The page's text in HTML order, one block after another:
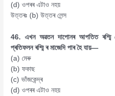
(d) ওপৰৰ এটাও নহয়
উত্তৰঃ (b) উত্তৰ লেন্স
46. এখন অৱতন দাপোনৰ আপতিত ৰশ্মি
প্ৰতিফলন ৰশ্মি ৰ মাজেদি পাৰ হৈ যায়—
(a) মেৰু
(b) ফকাছ
(c) ভাঁজকেন্দ্ৰ
(d) ওপৰৰ এটাও নহয়